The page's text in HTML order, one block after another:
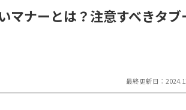
えるお店
お祝い
ラインス
トア
マナーとは？注意すべきタブ
最終更新日：